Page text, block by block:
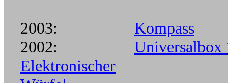
2003:
Kompass
2002:
Universalbox
Elektronischer